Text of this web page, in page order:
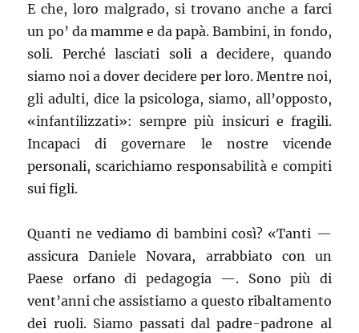
E che, loro malgrado, si trovano anche a farci
un po’ da mamme e da papà. Bambini, in fondo,
soli. Perché lasciati soli a decidere, quando
siamo noi a dover decidere per loro. Mentre noi,
gli adulti, dice la psicologa, siamo, all’opposto,
«infantilizzati»: sempre più insicuri e fragili.
Incapaci di governare le nostre vicende
personali, scarichiamo responsabilità e compiti
sui figli.
Quanti ne vediamo di bambini così? «Tanti —
assicura Daniele Novara, arrabbiato con un
Paese orfano di pedagogia —. Sono più di
vent’anni che assistiamo a questo ribaltamento
dei ruoli. Siamo passati dal padre-padrone al